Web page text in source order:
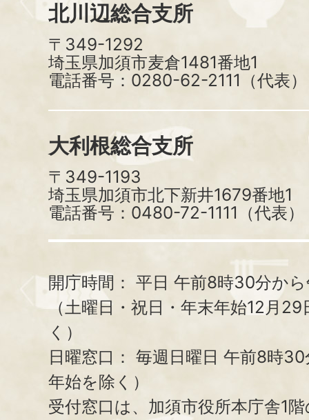
北川辺総合支所
〒349-1292
埼玉県加須市麦倉1481番地1
電話番号：0280-62-2111（代表）
大利根総合支所
〒349-1193
埼玉県加須市北下新井1679番地1
電話番号：0480-72-1111（代表）
開庁時間： 平日 午前8時30分か
（土曜日・祝日・年末年始12月
く）
日曜窓口： 毎週日曜日 午前8時
年始を除く）
受付窓口は、加須市役所本庁舎1